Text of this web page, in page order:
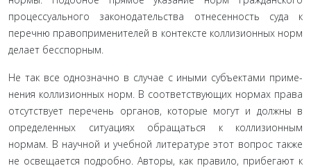
процессуального законодательства отнесенность суда к
перечню правопримени­телей в контексте коллизионных норм
делает бесспорным.
Не так все однозначно в случае с иными субъектами приме­
нения коллизионных норм. В соответствующих нормах права
от­сутствует перечень органов, которые могут и должны в
определен­ных ситуациях обращаться к коллизионным
нормам. В научной и учебной литературе этот вопрос также
не освещается подробно. Авторы, как правило, прибегают к